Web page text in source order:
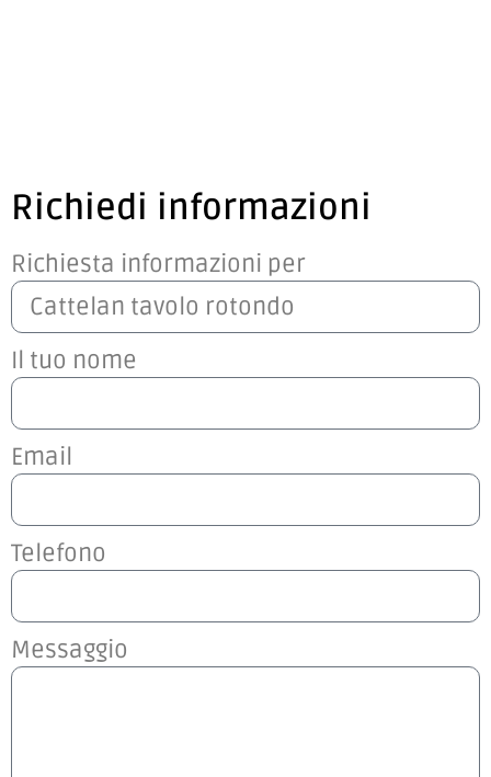
Richiedi informazioni
Richiesta informazioni per
Il tuo nome
Email
Telefono
Messaggio